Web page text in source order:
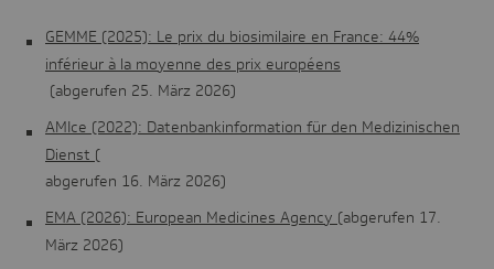
GEMME (2025): Le prix du biosimilaire en France: 44%
inférieur à la moyenne des prix européens
(abgerufen 25. März 2026)
AMIce (2022): Datenbankinformation für den Medizinischen
Dienst (
abgerufen 16. März 2026)
EMA (2026): European Medicines Agency (abgerufen 17.
März 2026)